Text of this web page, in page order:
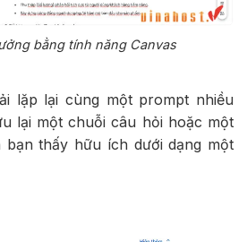
bằng tính năng Canvas
lặp lại cùng một prompt nhiều
lại một chuỗi câu hỏi hoặc một
bạn thấy hữu ích dưới dạng một